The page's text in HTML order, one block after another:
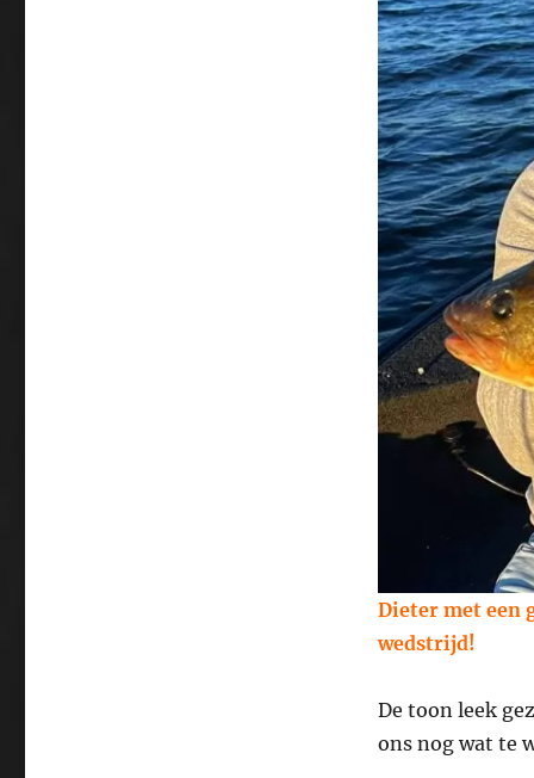
Dieter met een
wedstrijd!
De toon leek
ons nog wat te